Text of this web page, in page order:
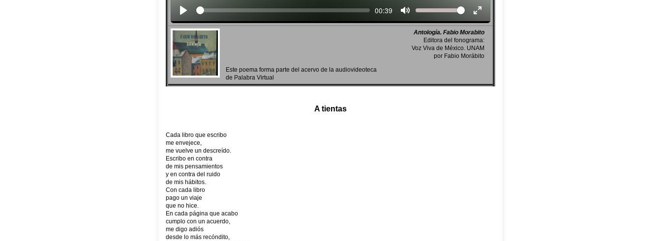
Seek Current
00:39 Volume
Antología. Fabio Morabito
Editora del fonograma:
Voz Viva de México. UNAM
por Fabio Morábito
Este poema forma parte del acervo de la audiovideoteca
de Palabra Virtual
A tientas
Cada libro que escribo
me envejece,
me vuelve un descreído.
Escribo en contra
de mis pensamientos
y en contra del ruido
de mis hábitos.
Con cada libro
pago un viaje
que no hice.
En cada página que acabo
cumplo con un acuerdo,
me digo adiós
desde lo más recóndito,